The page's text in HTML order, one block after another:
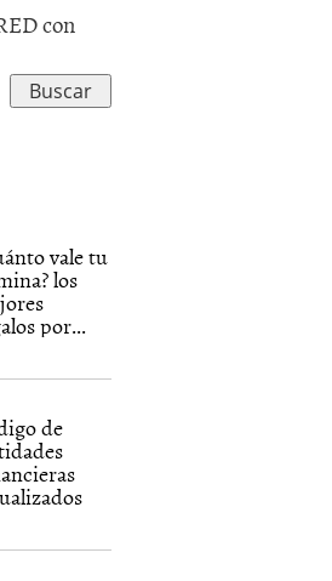
con
vale tu
los
por...
de